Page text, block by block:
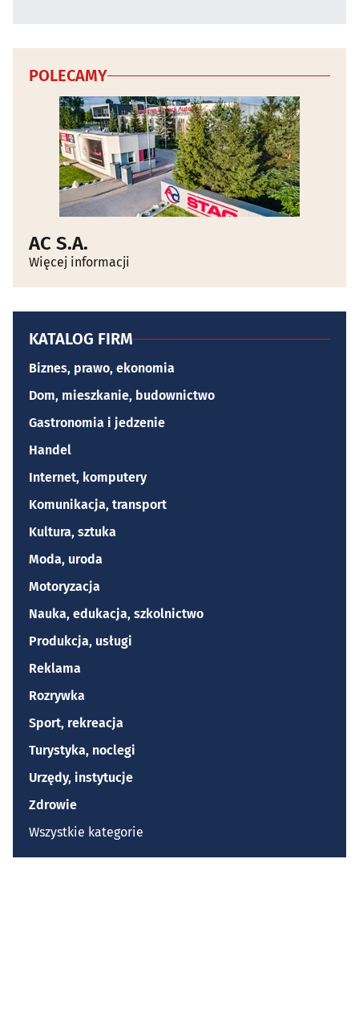
POLECAMY
AC S.A.
Więcej informacji
KATALOG FIRM
Biznes, prawo, ekonomia
Dom, mieszkanie, budownictwo
Gastronomia i jedzenie
Handel
Internet, komputery
Komunikacja, transport
Kultura, sztuka
Moda, uroda
Motoryzacja
Nauka, edukacja, szkolnictwo
Produkcja, usługi
Reklama
Rozrywka
Sport, rekreacja
Turystyka, noclegi
Urzędy, instytucje
Zdrowie
Wszystkie kategorie